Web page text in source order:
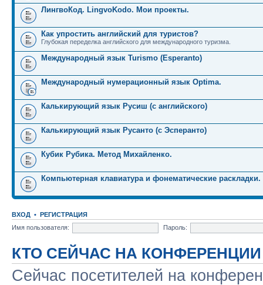
ЛингвоКод. LingvoKodo. Мои проекты.
Как упростить английский для туристов?
Глубокая переделка английского для международного туризма.
Международный язык Turismo (Esperanto)
Международный нумерационный язык Optima.
Калькирующий язык Русиш (с английского)
Калькирующий язык Русанто (с Эсперанто)
Кубик Рубика. Метод Михайленко.
Компьютерная клавиатура и фонематические раскладки.
ВХОД • РЕГИСТРАЦИЯ
Имя пользователя:
Пароль:
КТО СЕЙЧАС НА КОНФЕРЕНЦИИ
Сейчас посетителей на